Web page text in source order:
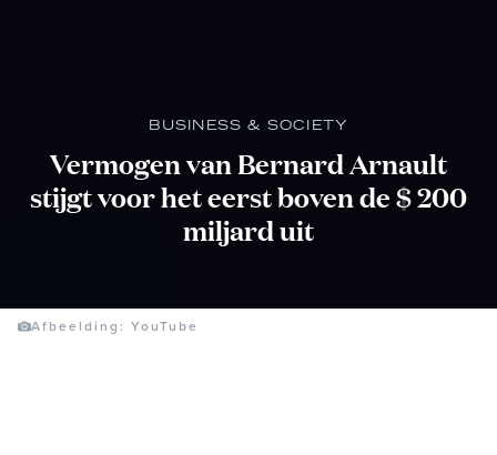
BUSINESS & SOCIETY
Vermogen van Bernard Arnault
stijgt voor het eerst boven de $ 200
miljard uit
Afbeelding: YouTube